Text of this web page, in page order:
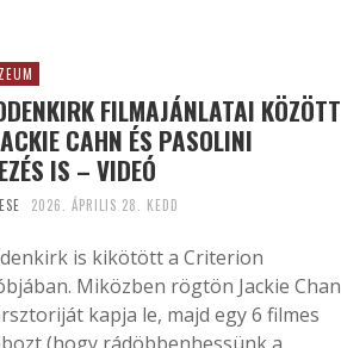
FILMAJÁNLATAI KÖZÖTT
CAHN ÉS PASOLINI
IS – VIDEÓ
2026. ÁPRILIS 28. KEDD
is kikötött a Criterion
Miközben rögtön Jackie Chan
kapja le, majd egy 6 filmes